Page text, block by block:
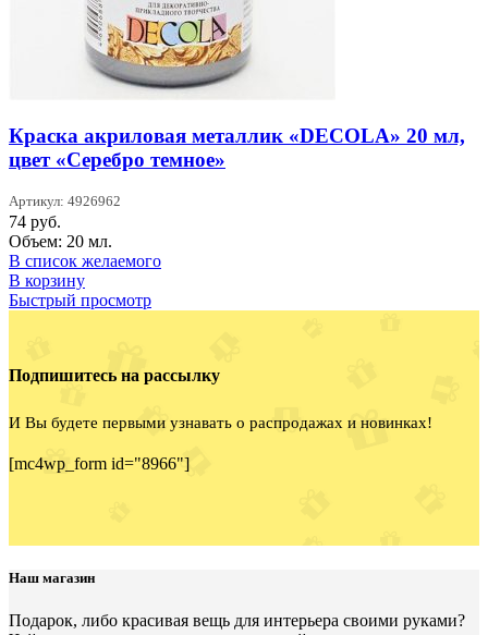
Краска акриловая металлик «DECOLA» 20 мл,
цвет «Серебро темное»
Артикул: 4926962
74 руб.
Объем: 20 мл.
В список желаемого
В корзину
Быстрый просмотр
Подпишитесь на рассылку
И Вы будете первыми узнавать о распродажах и новинках!
[mc4wp_form id="8966"]
Наш магазин
Подарок, либо красивая вещь для интерьера своими руками?